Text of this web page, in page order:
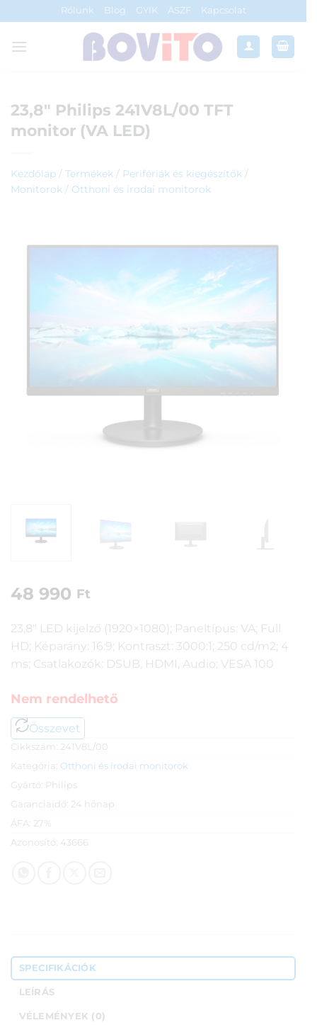
to
content
Rólunk Blog GYIK ÁSZF Kapcsolat
23,8″ Philips 241V8L/00 TFT
monitor (VA LED)
Kezdőlap / Termékek / Perifériák és kiegészítők /
Monitorok / Otthoni és irodai monitorok
48 990 Ft
23,8″ LED kijelző (1920×1080); Paneltípus: VA; Full
HD; Képarány: 16:9; Kontraszt: 3000:1; 250 cd/m2; 4
ms; Csatlakozók: DSUB, HDMI, Audio; VESA 100
Nem rendelhető
Összevet
Cikkszám: 241V8L/00
Kategória: Otthoni és irodai monitorok
Gyártó: Philips
Garanciaidő: 24 hónap
ÁFA: 27%
Azonosító: 43666
SPECIFIKÁCIÓK
LEÍRÁS
VÉLEMÉNYEK (0)